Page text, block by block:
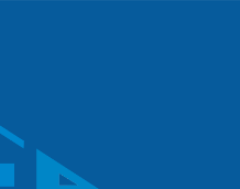
যৌথ আয়োজনে